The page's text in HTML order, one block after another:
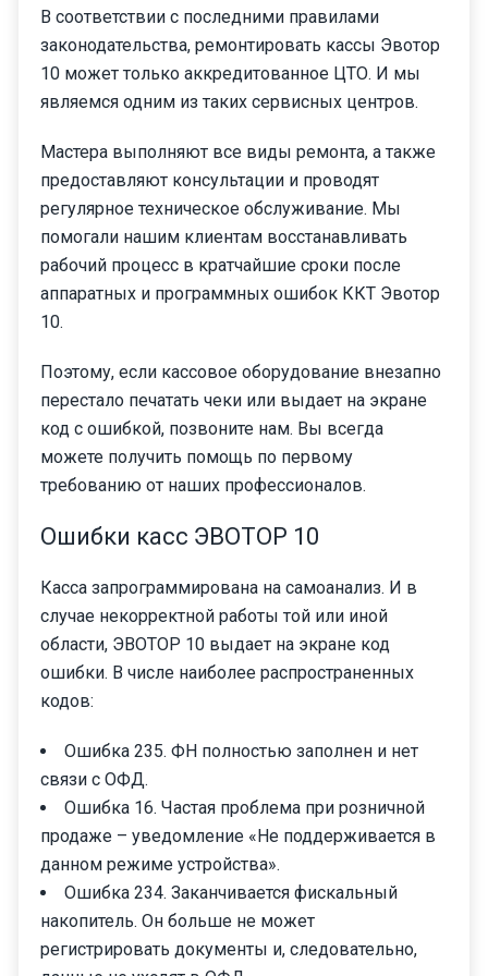
В соответствии с последними правилами
законодательства, ремонтировать кассы Эвотор
10 может только аккредитованное ЦТО. И мы
являемся одним из таких сервисных центров.
Мастера выполняют все виды ремонта, а также
предоставляют консультации и проводят
регулярное техническое обслуживание. Мы
помогали нашим клиентам восстанавливать
рабочий процесс в кратчайшие сроки после
аппаратных и программных ошибок ККТ Эвотор
10.
Поэтому, если кассовое оборудование внезапно
перестало печатать чеки или выдает на экране
код с ошибкой, позвоните нам. Вы всегда
можете получить помощь по первому
требованию от наших профессионалов.
Ошибки касс ЭВОТОР 10
Касса запрограммирована на самоанализ. И в
случае некорректной работы той или иной
области, ЭВОТОР 10 выдает на экране код
ошибки. В числе наиболее распространенных
кодов:
Ошибка 235. ФН полностью заполнен и нет
связи с ОФД.
Ошибка 16. Частая проблема при розничной
продаже – уведомление «Не поддерживается в
данном режиме устройства».
Ошибка 234. Заканчивается фискальный
накопитель. Он больше не может
регистрировать документы и, следовательно,